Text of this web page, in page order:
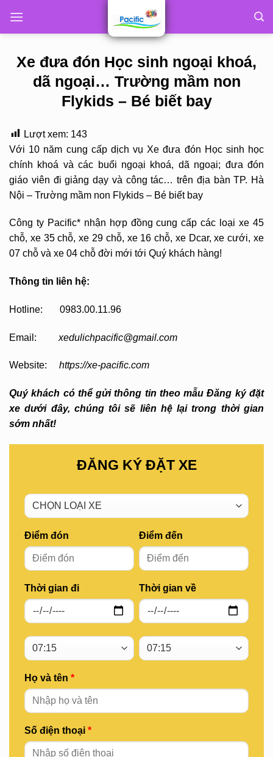
Xe đưa đón Học sinh ngoại khoá,
dã ngoại… Trường mầm non
Flykids – Bé biết bay
Lượt xem: 143
Với 10 năm cung cấp dịch vụ Xe đưa đón Học sinh học
chính khoá và các buổi ngoại khoá, dã ngoại; đưa đón
giáo viên đi giảng dạy và công tác… trên địa bàn TP. Hà
Nội – Trường mầm non Flykids – Bé biết bay
Công ty Pacific* nhận hợp đồng cung cấp các loại xe 45
chỗ, xe 35 chỗ, xe 29 chỗ, xe 16 chỗ, xe Dcar, xe cưới, xe
07 chỗ và xe 04 chỗ đời mới tới Quý khách hàng!
Thông tin liên hệ:
Hotline: 0983.00.11.96
Email: xedulichpacific@gmail.com
Website: https://xe-pacific.com
Quý khách có thể gửi thông tin theo mẫu Đăng ký đặt
xe dưới đây, chúng tôi sẽ liên hệ lại trong thời gian
sớm nhất!
ĐĂNG KÝ ĐẶT XE
Điểm đón
Thời gian đi
Điểm đến
Thời gian về
Họ và tên *
Số điện thoại *